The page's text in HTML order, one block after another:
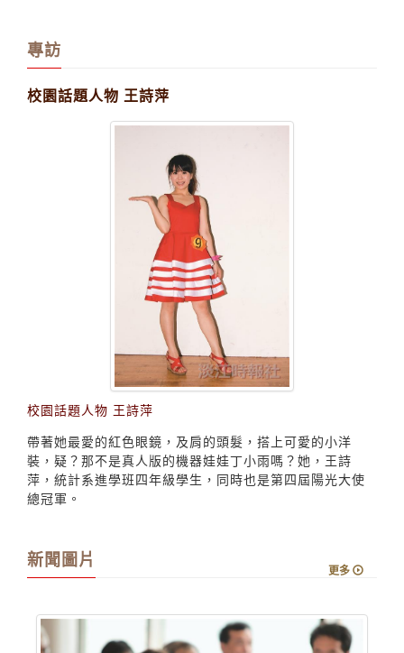
專訪
校園話題人物 王詩萍
校園話題人物 王詩萍
帶著她最愛的紅色眼鏡，及肩的頭髮，搭上可愛的小洋
裝，疑？那不是真人版的機器娃娃丁小雨嗎？她，王詩
萍，統計系進學班四年級學生，同時也是第四屆陽光大使
總冠軍。
新聞圖片
更多